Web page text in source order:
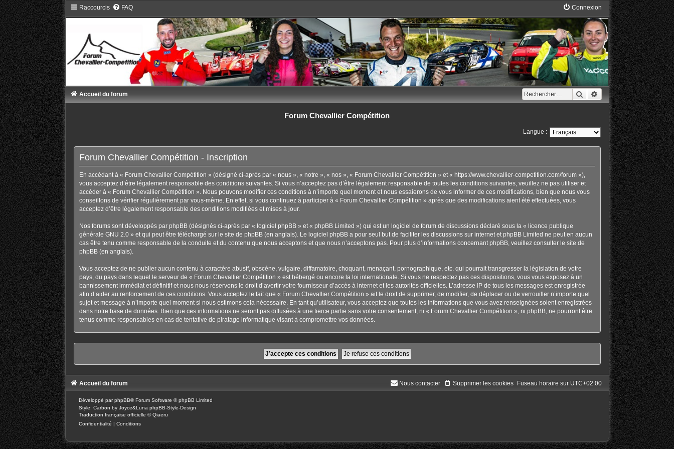
Raccourcis FAQ Connexion
RechercherRecherche avancée
Accueil du forum
Forum Chevallier Compétition
Langue :
Forum Chevallier Compétition - Inscription
En accédant à « Forum Chevallier Compétition » (désigné ci-après par « nous », « notre », « nos », « Forum Chevallier Compétition » et « https://www.chevallier-competition.com/forum »),
vous acceptez d’être légalement responsable des conditions suivantes. Si vous n’acceptez pas d’être légalement responsable de toutes les conditions suivantes, veuillez ne pas utiliser et
accéder à « Forum Chevallier Compétition ». Nous pouvons modifier ces conditions à n’importe quel moment et nous essaierons de vous informer de ces modifications, bien que nous vous
conseillons de vérifier régulièrement par vous-même. En effet, si vous continuez à participer à « Forum Chevallier Compétition » après que des modifications aient été effectuées, vous
acceptez d’être légalement responsable des conditions modifiées et mises à jour.
Nos forums sont développés par phpBB (désignés ci-après par « logiciel phpBB » et « phpBB Limited ») qui est un logiciel de forum de discussions déclaré sous la « licence publique
générale GNU 2.0» et qui peut être téléchargé sur le site de phpBB(en anglais). Le logiciel phpBB a pour seul but de faciliter les discussions sur internet et phpBB Limited ne peut en aucun
cas être tenu comme responsable de la conduite et du contenu que nous acceptons et que nous n’acceptons pas. Pour plus d’informations concernant phpBB, veuillez consulter le site de
phpBB(en anglais).
Vous acceptez de ne publier aucun contenu à caractère abusif, obscène, vulgaire, diffamatoire, choquant, menaçant, pornographique, etc. qui pourrait transgresser la législation de votre
pays, du pays dans lequel le serveur de « Forum Chevallier Compétition » est hébergé ou encore la loi internationale. Si vous ne respectez pas ces dispositions, vous vous exposez à un
bannissement immédiat et définitif et nous nous réservons le droit d’avertir votre fournisseur d’accès à internet et les autorités officielles. L’adresse IP de tous les messages est enregistrée
afin d’aider au renforcement de ces conditions. Vous acceptez le fait que « Forum Chevallier Compétition » ait le droit de supprimer, de modifier, de déplacer ou de verrouiller n’importe quel
sujet et message à n’importe quel moment si nous estimons cela nécessaire. En tant qu’utilisateur, vous acceptez que toutes les informations que vous avez renseignées soient enregistrées
dans notre base de données. Bien que ces informations ne seront pas diffusées à une tierce partie sans votre consentement, ni « Forum Chevallier Compétition », ni phpBB, ne pourront être
tenus comme responsables en cas de tentative de piratage informatique visant à compromettre vos données.
Accueil du forum Fuseau horaire sur UTC+02:00
Supprimer les cookies
Nous contacter
Développé parphpBB® Forum Software © phpBB Limited
Style: Carbon by Joyce&Luna phpBB-Style-Design
Traduction française officielle ©Qiaeru
Confidentialité | Conditions